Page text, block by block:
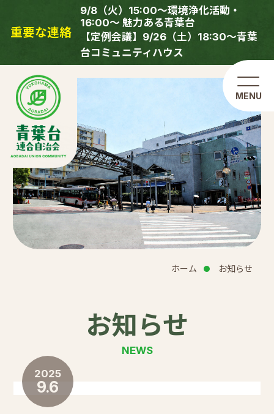
重要な連絡
9/8（火）15:00～環境浄化活動・
16:00～ 魅力ある青葉台
【定例会議】9/26（土）18:30～青葉
台コミュニティハウス
ホーム お知らせ
お知らせ
NEWS
2025
9.6